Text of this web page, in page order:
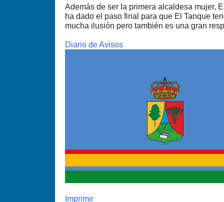
Además de ser la primera alcaldesa mujer,
ha dado el paso final para que El Tanque
mucha ilusión pero también es una gran
Diario de Avisos
Imprimir